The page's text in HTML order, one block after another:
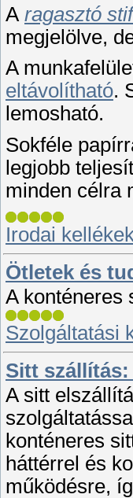
A ragasztó
megjelölve,
A
eltávolítható.
lemosható.
Sokféle
legjobb
minden célra
Irodai
Ötletek és
A konténeres
Szolgáltatási
Sitt
A sitt
konténeres
háttérrel és
működésre,